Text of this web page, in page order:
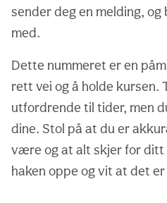
sender deg en melding, og
med.
Dette nummeret er en
rett vei og å holde kursen.
utfordrende til tider, men
dine. Stol på at du er
være og at alt skjer for ditt
haken oppe og vit at det